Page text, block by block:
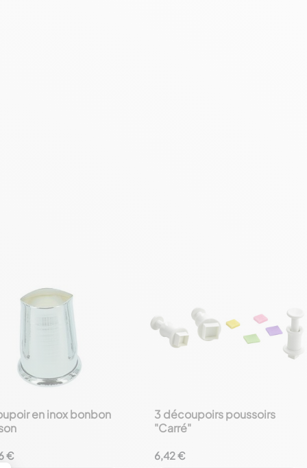
en inox bonbon
€
favorite_border
3 découpoirs poussoirs
"Carré"
6,42 €